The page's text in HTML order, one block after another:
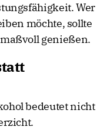
Wer
möchte, sollte
genießen.
bedeutet nicht